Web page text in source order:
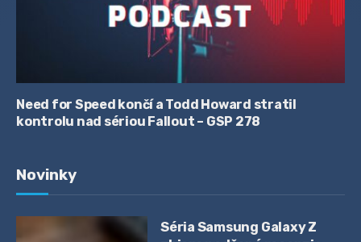
Need for Speed končí a Todd Howard stratil
kontrolu nad sériou Fallout – GSP 278
Novinky
Séria Samsung Galaxy Z